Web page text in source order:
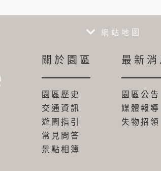
網站地圖
關於園區
園區歷史
交通資訊
遊園指引
常見問答
景點相簿
最新消
園區公告
媒體報導
失物招領